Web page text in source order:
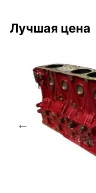
Лучшая цена